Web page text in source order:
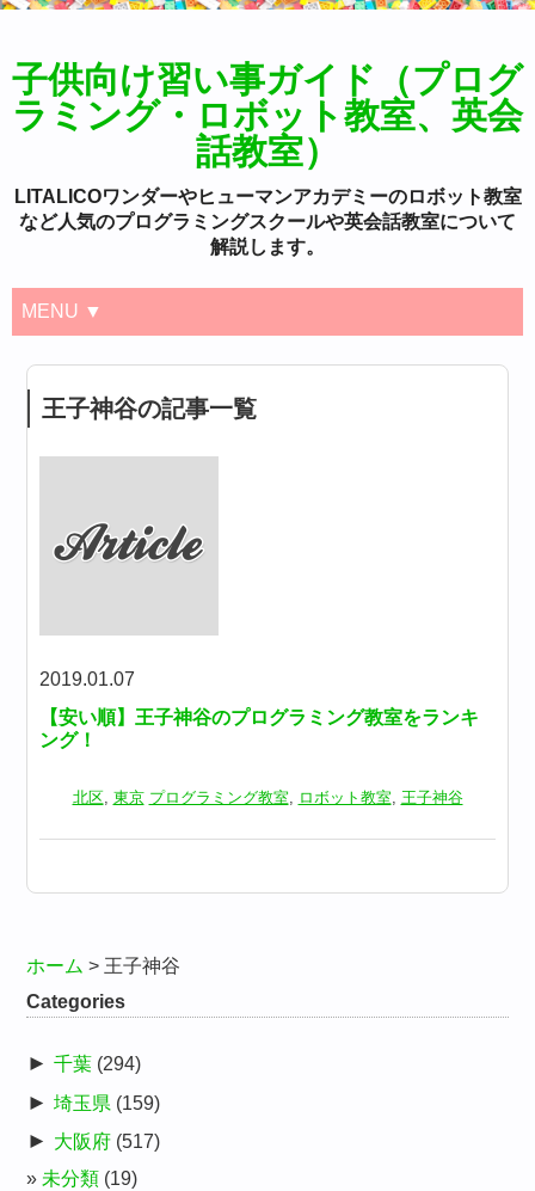
子供向け習い事ガイド（プログ
ラミング・ロボット教室、英会
話教室）
LITALICOワンダーやヒューマンアカデミーのロボット教室
など人気のプログラミングスクールや英会話教室について
解説します。
MENU ▼
王子神谷の記事一覧
2019.01.07
【安い順】王子神谷のプログラミング教室をランキ
ング！
北区, 東京 プログラミング教室, ロボット教室, 王子神谷
ホーム > 王子神谷
Categories
► 千葉 (294)
► 埼玉県 (159)
► 大阪府 (517)
未分類 (19)